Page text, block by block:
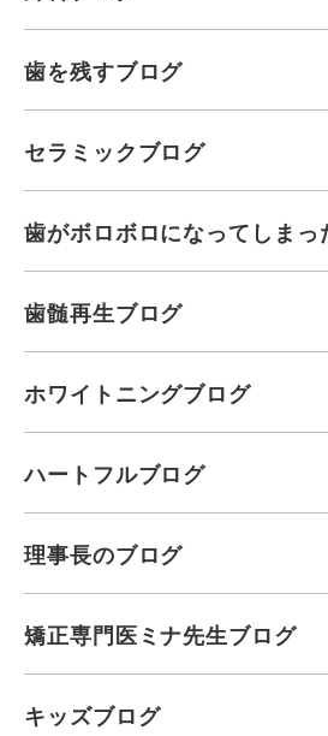
歯を残すブログ
セラミックブログ
歯がボロボロになってしまっ
歯髄再生ブログ
ホワイトニングブログ
ハートフルブログ
理事長のブログ
矯正専門医ミナ先生ブログ
キッズブログ